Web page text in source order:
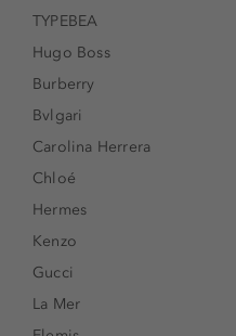
TYPEBEA
Hugo Boss
Burberry
Bvlgari
Carolina Herrera
Chloé
Hermes
Kenzo
Gucci
La Mer